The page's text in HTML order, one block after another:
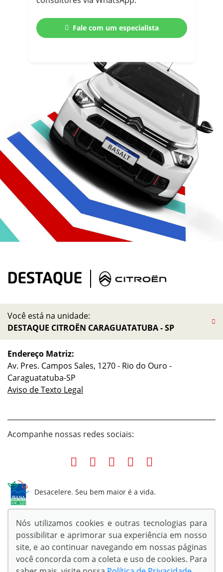
Fale com um especialista
Você está na unidade:
DESTAQUE CITROËN CARAGUATATUBA - SP
Endereço Matriz:
Av. Pres. Campos Sales, 1270 - Rio do Ouro -
Caraguatatuba-SP
Aviso de Texto Legal
Acompanhe nossas redes sociais:
Desacelere. Seu bem maior é a vida.
© Copyright 2026
AutoForce - Todos os direitos reservados.
Nós utilizamos cookies e outras tecnologias para
possibilitar e aprimorar sua experiência em nosso
site, e ao continuar navegando em nossas páginas
você concorda com a coleta e uso de cookies. Para